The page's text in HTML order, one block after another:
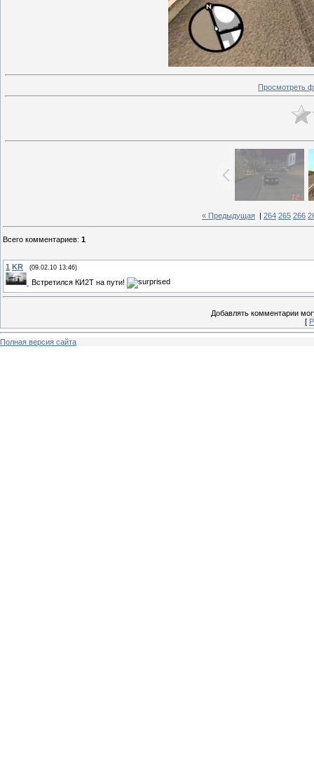
Просмотреть
« Предыдущая 264 265 266
Всего комментариев: 1
1 KR (09.02.10 13:46)
Встретился КИ2Т на пути!
Добавлять комментарии
[
Полная версия сайта